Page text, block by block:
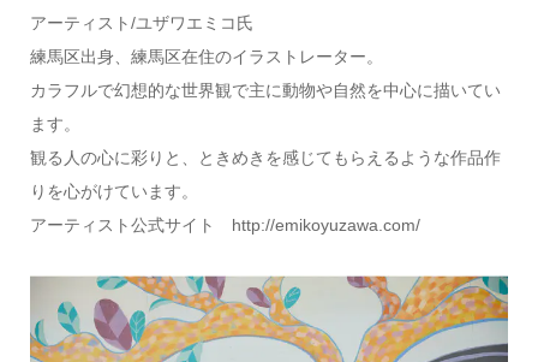
アーティスト/ユザワエミコ氏
練馬区出身、練馬区在住のイラストレーター。
カラフルで幻想的な世界観で主に動物や自然を中心に描いてい
ます。
観る人の心に彩りと、ときめきを感じてもらえるような作品作
りを心がけています。
アーティスト公式サイト http://emikoyuzawa.com/